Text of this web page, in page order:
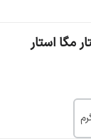
مگا استار